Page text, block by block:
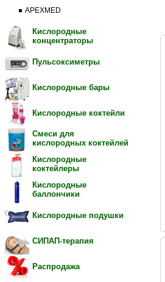
APEXMED
Кислородные
концентраторы
Пульсоксиметры
Кислородные бары
Кислородные коктейли
Смеси для
кислородных коктейлей
Кислородные
коктейлеры
Кислородные
баллончики
Кислородные подушки
СИПАП-терапия
Распродажа